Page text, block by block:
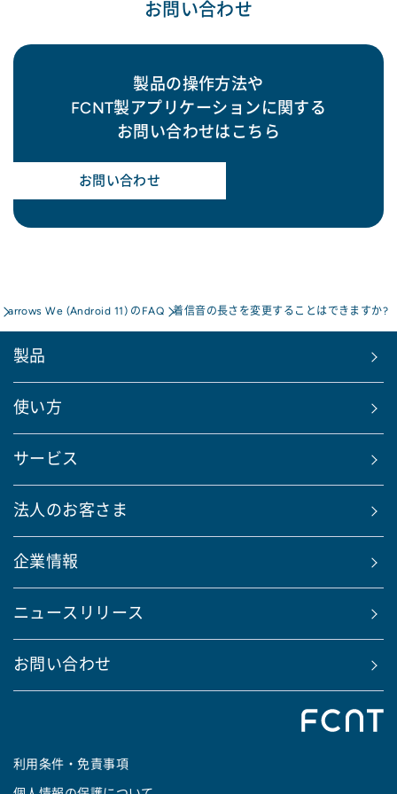
お問い合わせ
製品の操作方法や
FCNT製アプリケーションに関する
お問い合わせはこちら
お問い合わせ
arrows We (Android 11) のFAQ 着信音の長さを変更することはできますか?
製品
使い方
サービス
法人のお客さま
企業情報
ニュースリリース
お問い合わせ
利用条件・免責事項